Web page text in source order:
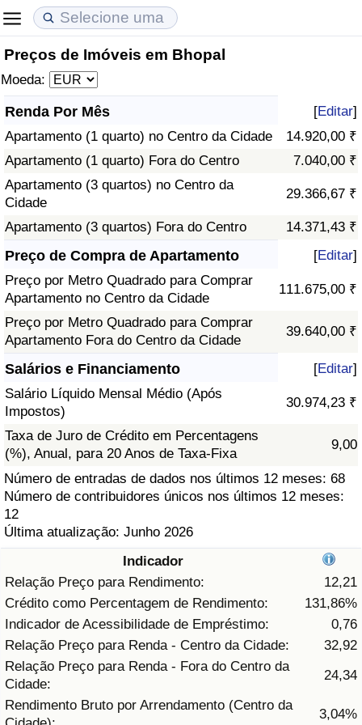
Preços de Imóveis em Bhopal
Moeda:
Renda Por Mês [Editar]
Apartamento (1 quarto) no Centro da Cidade
14.920,00 ₹
Apartamento (1 quarto) Fora do Centro
7.040,00 ₹
Apartamento (3 quartos) no Centro da
Cidade
29.366,67 ₹
Apartamento (3 quartos) Fora do Centro 14.371,43 ₹
Preço de Compra de Apartamento [Editar]
Preço por Metro Quadrado para Comprar
Apartamento no Centro da Cidade
111.675,00 ₹
Preço por Metro Quadrado para Comprar
Apartamento Fora do Centro da Cidade
39.640,00 ₹
Salários e Financiamento [Editar]
Salário Líquido Mensal Médio (Após
Impostos)
30.974,23 ₹
Taxa de Juro de Crédito em Percentagens
(%), Anual, para 20 Anos de Taxa-Fixa
9,00
Número de entradas de dados nos últimos 12 meses: 68
Número de contribuidores únicos nos últimos 12 meses:
12
Última atualização: Junho 2026
Indicador
Relação Preço para Rendimento:
12,21
Crédito como Percentagem de Rendimento:
131,86%
Indicador de Acessibilidade de Empréstimo:
0,76
Relação Preço para Renda - Centro da Cidade:
32,92
Relação Preço para Renda - Fora do Centro da
Cidade:
24,34
Rendimento Bruto por Arrendamento (Centro da
3,04%
Custo de Vida
Indicador de Custo de Vida (Atual)
Indicador de Custo de Vida
Indicador de Custo de Vida Por País
em Aqaba
Preços de Imóveis
Indicador de Preços de Imóveis (Atual)
Indicador de Preços de Imóveis
Indicador de Preços de Imóveis por País
Qualidade de Vida
Indicador de Qualidade de Vida
Indicador de Qualidade de Vida (Atual)
Índice de qualidade de vida por país
Crime
Taxa do Indicador de Crime (Atual)
Índice de criminalidade por país
Saúde
Indicador de Saúde (Atual)
Indicador de Saúde
Indicador de Saúde por País
Indicador de Poluição (Atual)
Índice de poluição
Indicador de Poluição por País
Trânsito